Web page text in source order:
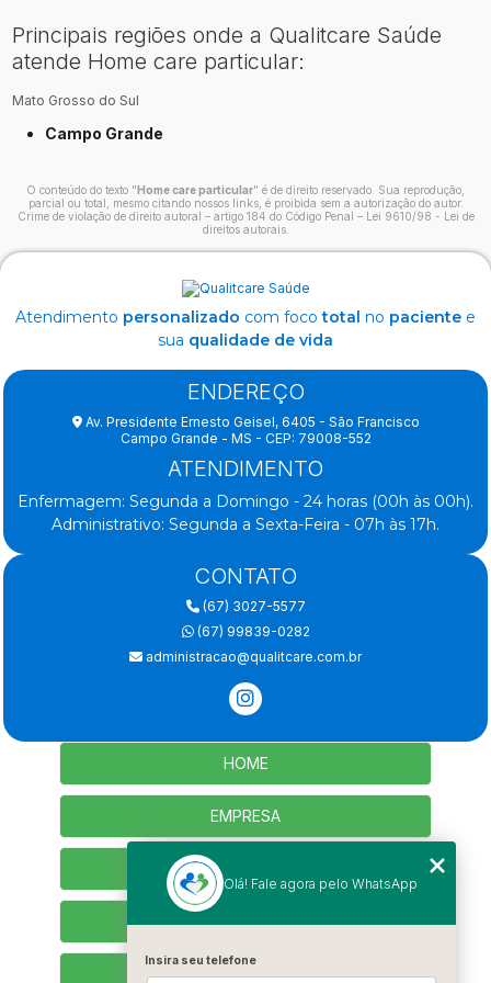
Principais regiões onde a Qualitcare Saúde
atende Home care particular:
Mato Grosso do Sul
Campo Grande
O conteúdo do texto "Home care particular" é de direito reservado. Sua reprodução,
parcial ou total, mesmo citando nossos links, é proibida sem a autorização do autor.
Crime de violação de direito autoral – artigo 184 do Código Penal – Lei 9610/98 - Lei de
direitos autorais.
Atendimento personalizado com focototal no paciente e
sua qualidade de vida
ENDEREÇO
Av. Presidente Ernesto Geisel, 6405 - São Francisco
Campo Grande - MS - CEP: 79008-552
ATENDIMENTO
Enfermagem: Segunda a Domingo - 24 horas (00h às 00h).
Administrativo: Segunda a Sexta-Feira - 07h às 17h.
CONTATO
(67) 3027-5577
(67) 99839-0282
administracao@qualitcare.com.br
HOME
EMPRESA
SERVIÇOS
CONTATO
SEJA PARCEIRO
Olá! Fale agora pelo WhatsApp
Insira seu telefone